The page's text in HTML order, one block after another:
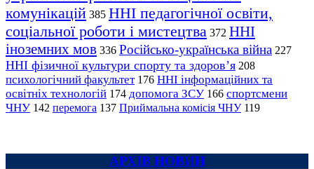
комунікацій 385 ННІ педагогічної освіти,
соціальної роботи і мистецтва 372 ННІ
іноземних мов 336 Російсько-українська війна 227
ННІ фізичної культури спорту та здоров’я 208
психологічний факультет 176 ННІ інформаційних та
освітніх технологій 174 допомога ЗСУ 166 спортсмени
ЧНУ 142 перемога 137 Приймальна комісія ЧНУ 119
АРХІВ НОВИН